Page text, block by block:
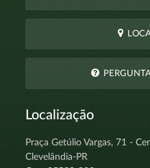
Localização
Praça Getúlio Vargas, 71 -
Clevelândia-PR